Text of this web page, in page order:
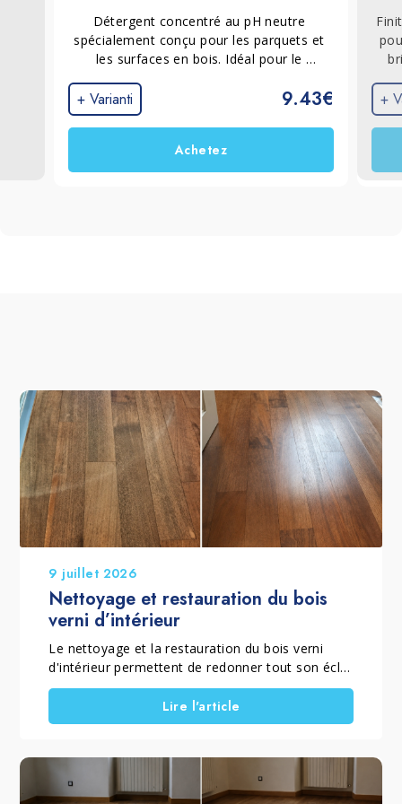
Détergent concentré au pH neutre
spécialement conçu pour les parquets et
les surfaces en bois. Idéal pour le
non agressif, il respecte le bois et ses
finitions tout en contribuant à préserver
+ Varianti 9.43€
Achetez
+
9 juillet 2026
Nettoyage et restauration du bois
verni d’intérieur
Le nettoyage et la restauration du bois verni
d'intérieur permettent de redonner tout son éclat
à un parquet verni mat ou brillant qui a perdu sa
brillance, son homogénéité et sa couleur à cause
de l'usure quotidienne. Lorsque le vernis est
ponçage complet, il est possible de rénover un
parquet sans poncer grâce à un traitement
spécifique qui élimine le grisaillement superficiel,
Lire l'article